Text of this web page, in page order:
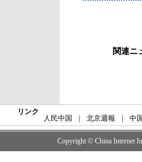
関連ニ
リンク
人民中国 北京週報 中
Copyright © China Internet